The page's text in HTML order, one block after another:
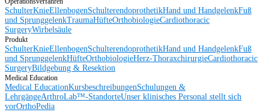
Operationsverfahren
SchulterKnieEllenbogenSchulterendoprothetikHand und HandgelenkFuß
und SprunggelenkTraumaHüfteOrthobiologieCardiothoracic
SurgeryWirbelsäule
Produkt
SchulterKnieEllenbogenSchulterendoprothetikHand und HandgelenkFuß
und SprunggelenkHüfteOrthobiologieHerz-ThoraxchirurgieCardiothoracic
SurgeryBildgebung & Resektion
Medical Education
Medical EducationKursbeschreibungenSchulungen &
LehrgängeArthroLab™-StandorteUnser klinisches Personal stellt sich
vorOrthoPedia